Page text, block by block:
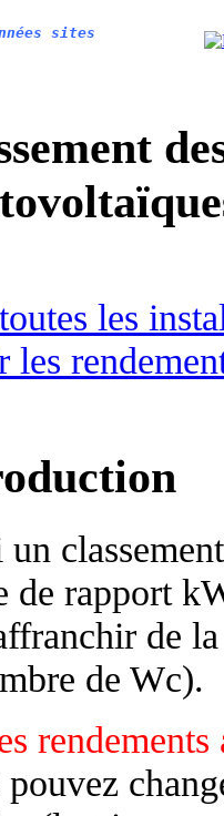
sites
les
les
de rapport
de
de Wc).
pouvez